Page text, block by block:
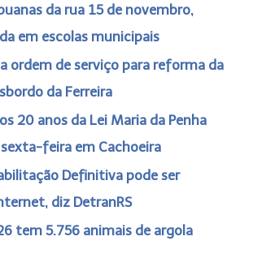
da rua 15 de novembro,
em escolas municipais
ordem de serviço para reforma da
da Ferreira
20 anos da Lei Maria da Penha
feira em Cachoeira
Definitiva pode ser
diz DetranRS
tem 5.756 animais de argola